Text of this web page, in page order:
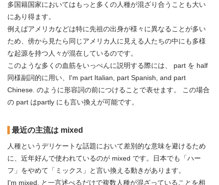
多国籍国家においてはもっと多くの人種が混ざり合うことも大い
にあり得ます。
例えばアメリカなどは特に先祖の出身が様々に異なることが多い
ため、傍から見たら同じアメリカ人に見える人たちの中にも多様
な起源を持つ人々が混在しているのです。
このような多くの血筋をいっぺんに説明する際には、 part を half
同様副詞的に用い、I'm part Italian, part Spanish, and part
Chinese. のように形容詞の前につけることで表せます。 この場合
の part はpartly にも言い換えが可能です。
最近の主流は mixed
人種というデリケートな話題において差別的な意味を避けるため
に、近年好んで使われているのが mixed です。日本でも「ハー
フ」をやめて「ミックス」と言い換える動きがあります。
I'm mixed. と一言述べるだけで複数人種が混ざっていることを相